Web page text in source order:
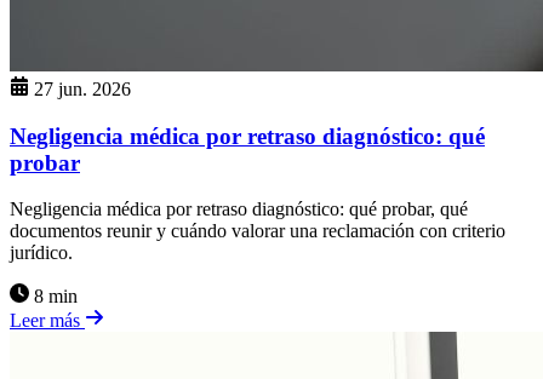
27 jun. 2026
Negligencia médica por retraso diagnóstico: qué
probar
Negligencia médica por retraso diagnóstico: qué probar, qué
documentos reunir y cuándo valorar una reclamación con criterio
jurídico.
8 min
Leer más